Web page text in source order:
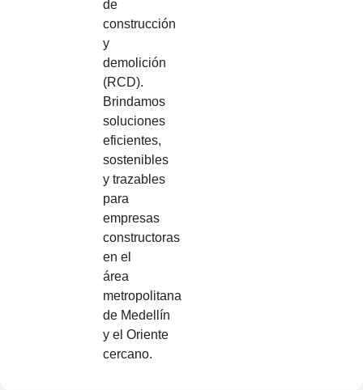
de
construcción
y
demolición
(RCD).
Brindamos
soluciones
eficientes,
sostenibles
y trazables
para
empresas
constructoras
en el
área
metropolitana
de Medellín
y el Oriente
cercano.